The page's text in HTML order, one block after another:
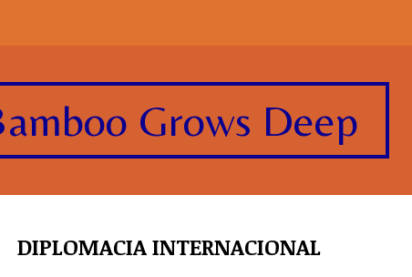
Grows Deep
DIPLOMACIA INTERNACIONAL